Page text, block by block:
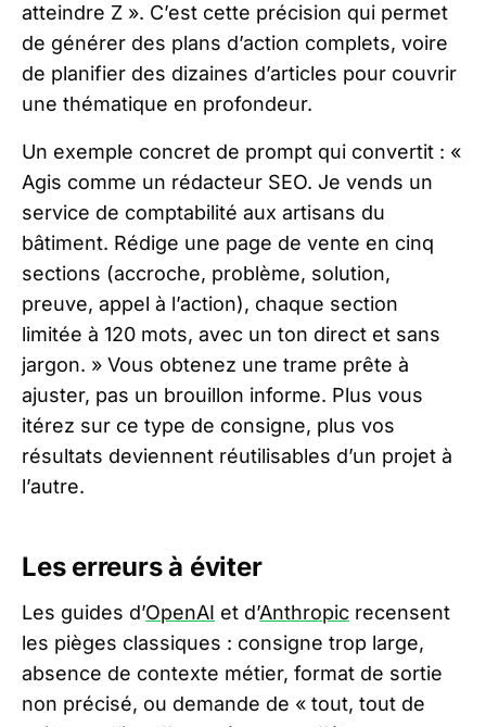
atteindre Z ». C’est cette précision qui permet
de générer des plans d’action complets, voire
de planifier des dizaines d’articles pour couvrir
une thématique en profondeur.
Un exemple concret de prompt qui convertit : «
Agis comme un rédacteur SEO. Je vends un
service de comptabilité aux artisans du
bâtiment. Rédige une page de vente en cinq
sections (accroche, problème, solution,
preuve, appel à l’action), chaque section
limitée à 120 mots, avec un ton direct et sans
jargon. » Vous obtenez une trame prête à
ajuster, pas un brouillon informe. Plus vous
itérez sur ce type de consigne, plus vos
résultats deviennent réutilisables d’un projet à
l’autre.
Les erreurs à éviter
Les guides d’OpenAI et d’Anthropic recensent
les pièges classiques : consigne trop large,
absence de contexte métier, format de sortie
non précisé, ou demande de « tout, tout de